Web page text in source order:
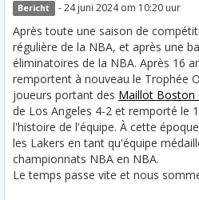
Bericht - 24 juni 2024 om 10:20 uur
Après toute une saison de
régulière de la NBA, et après une
éliminatoires de la NBA. Après 16
remportent à nouveau le Trophée
joueurs portant des Maillot Boston
de Los Angeles 4-2 et remporté le
l'histoire de l'équipe. À cette
les Lakers en tant qu'équipe
championnats NBA en NBA.
Le temps passe vite et nous